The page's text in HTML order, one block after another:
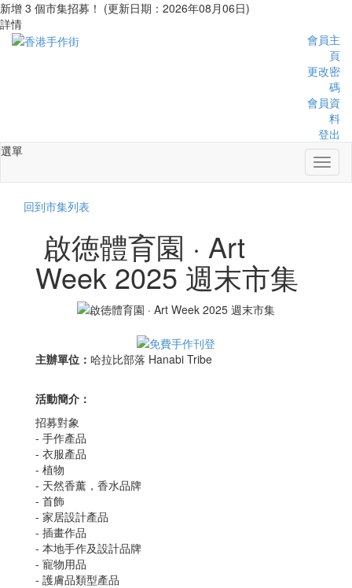
新增 3 個市集招募！ (更新日期：2026年08月06日)
詳情
會員主
頁
更改密
碼
會員資
料
登出
選單
回到市集列表
啟徳體育園 · Art
Week 2025 週末市集
主辦單位： 哈拉比部落 Hanabi Tribe
活動簡介：
招募對象
- 手作產品
- 衣服產品
- 植物
- 天然香薰，香水品牌
- 首飾
- 家居設計產品
- 插畫作品
- 本地手作及設計品牌
- 寵物用品
- 護膚品類型產品